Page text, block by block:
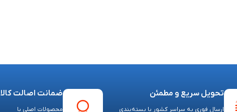
تحویل سریع و مطمئن
ارسال فوری به سراسر کشور با بسته‌بندی
ضمانت اصالت کالا
محصولات اصلی با